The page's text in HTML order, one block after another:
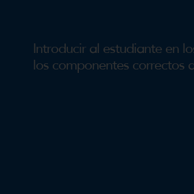
Introducir al estudiante en
los componentes correctos